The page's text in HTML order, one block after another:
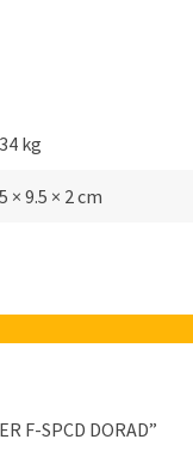
kg
× 9.5 × 2 cm
F-SPCD DORAD”